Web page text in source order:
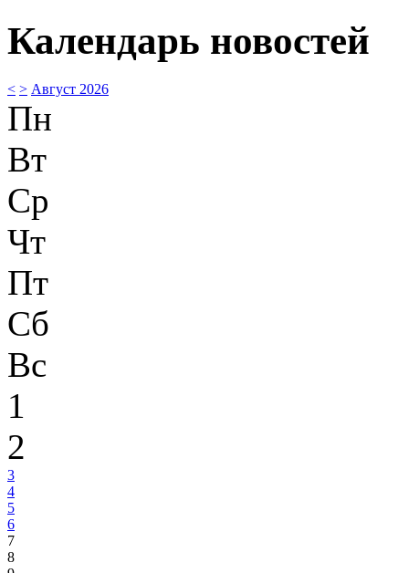
Календарь новостей
< > Август 2026
Пн
Вт
Ср
Чт
Пт
Сб
Вс
1
2
3
4
5
6
7
8